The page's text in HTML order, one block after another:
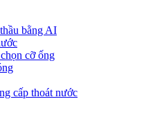
bằng AI
cỡ ống
cấp thoát nước